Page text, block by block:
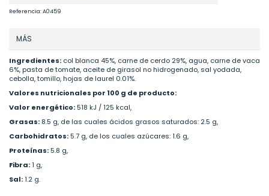
Referencia:A0459
MÁS
Ingredientes: col blanca 45%, carne de cerdo 29%, agua, carne de vaca
6%, pasta de tomate, aceite de girasol no hidrogenado, sal yodada,
cebolla, tomillo, hojas de laurel 0.01%.
Valores nutricionales por 100 g de producto:
Valor energético:518 kJ / 125 kcal,
Grasas: 8.5 g, de las cuales ácidos grasos saturados: 2.5 g,
Carbohidratos:5.7 g, de los cuales azúcares: 1.6 g,
Proteínas:5.8 g,
Fibra:1 g,
Sal:1.2 g.